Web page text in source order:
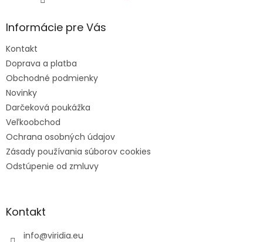
Informácie pre Vás
Kontakt
Doprava a platba
Obchodné podmienky
Novinky
Darčeková poukážka
Veľkoobchod
Ochrana osobných údajov
Zásady používania súborov cookies
Odstúpenie od zmluvy
Kontakt
info@viridia.eu